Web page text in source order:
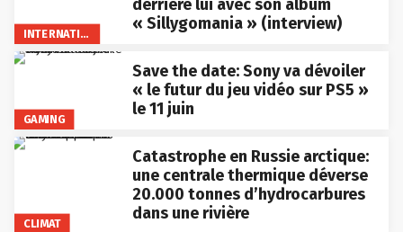
INTERNATIONAL
derrière lui avec son album
« Sillygomania » (interview)
GAMING
Save the date: Sony va dévoiler
« le futur du jeu vidéo sur PS5 »
le 11 juin
CLIMAT
Catastrophe en Russie arctique:
une centrale thermique déverse
20.000 tonnes d’hydrocarbures
dans une rivière